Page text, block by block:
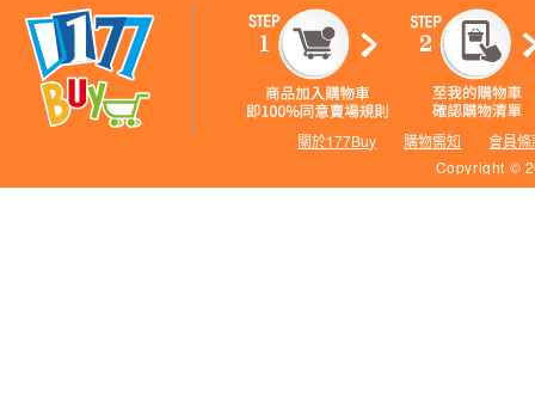
關於177Buy 購物需知
會員
Copyright ©